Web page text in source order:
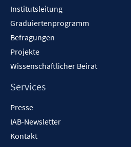
Institutsleitung
Graduiertenprogramm
Befragungen
Projekte
Wissenschaftlicher Beirat
Services
Presse
IAB-Newsletter
Kontakt